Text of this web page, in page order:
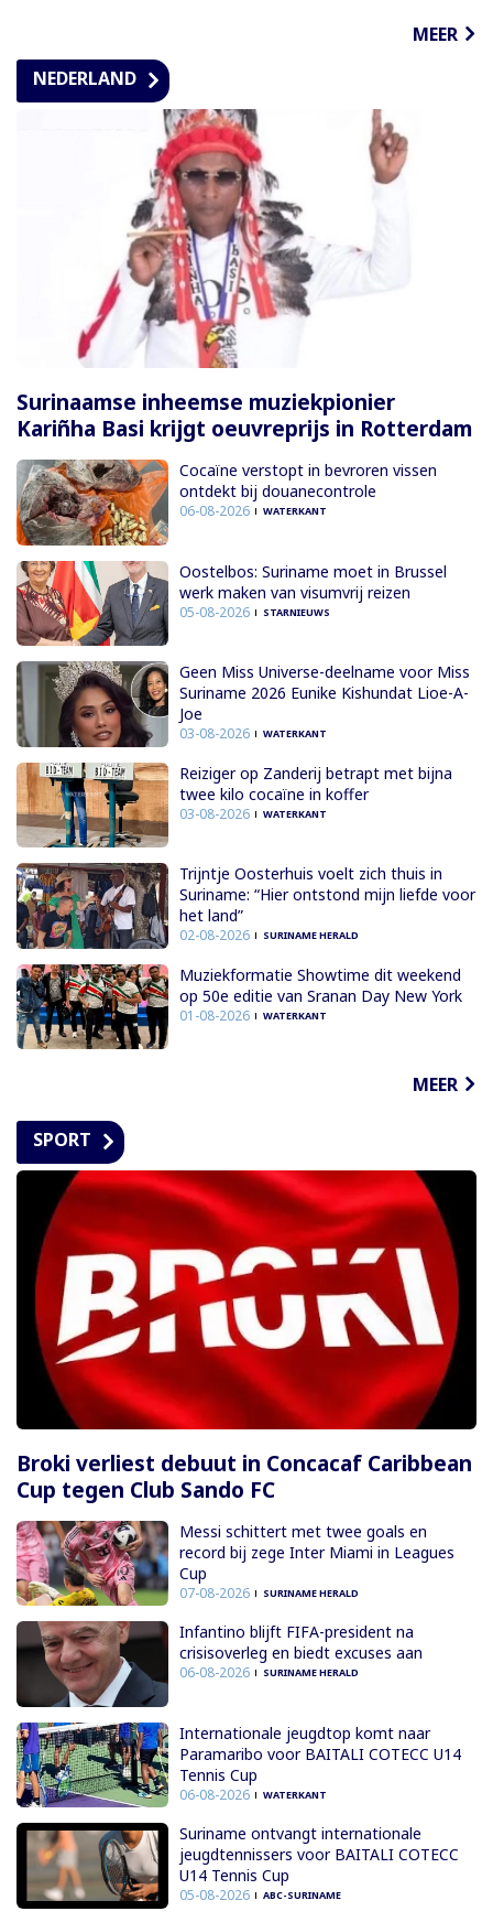
MEER
NEDERLAND
Surinaamse inheemse muziekpionier
Kariñha Basi krijgt oeuvreprijs in Rotterdam
Cocaïne verstopt in bevroren vissen
ontdekt bij douanecontrole
06-08-2026 WATERKANT
Oostelbos: Suriname moet in Brussel
werk maken van visumvrij reizen
05-08-2026 STARNIEUWS
Geen Miss Universe-deelname voor Miss
Suriname 2026 Eunike Kishundat Lioe-A-
Joe
03-08-2026 WATERKANT
Reiziger op Zanderij betrapt met bijna
twee kilo cocaïne in koffer
03-08-2026 WATERKANT
Trijntje Oosterhuis voelt zich thuis in
Suriname: “Hier ontstond mijn liefde voor
het land”
02-08-2026 SURINAME HERALD
Muziekformatie Showtime dit weekend
op 50e editie van Sranan Day New York
01-08-2026 WATERKANT
MEER
SPORT
Broki verliest debuut in Concacaf Caribbean
Cup tegen Club Sando FC
Messi schittert met twee goals en
record bij zege Inter Miami in Leagues
Cup
07-08-2026 SURINAME HERALD
Infantino blijft FIFA-president na
crisisoverleg en biedt excuses aan
06-08-2026 SURINAME HERALD
Internationale jeugdtop komt naar
Paramaribo voor BAITALI COTECC U14
Tennis Cup
06-08-2026 WATERKANT
Suriname ontvangt internationale
jeugdtennissers voor BAITALI COTECC
U14 Tennis Cup
05-08-2026 ABC-SURINAME